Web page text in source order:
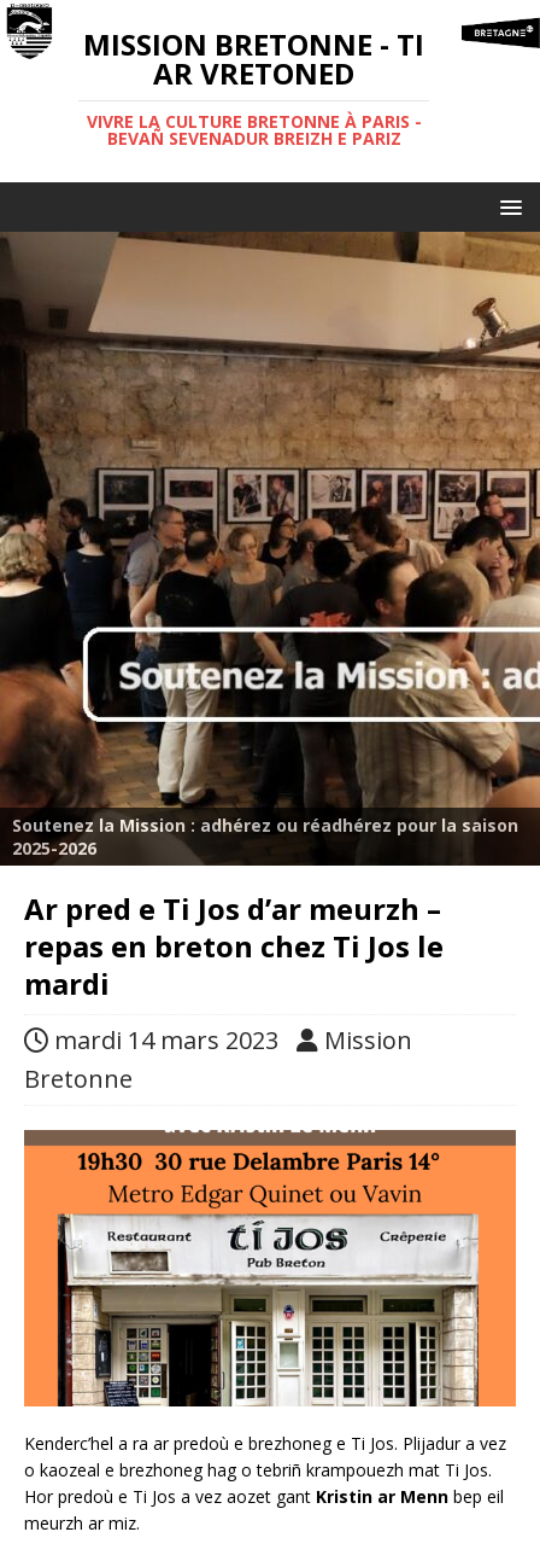
MISSION BRETONNE - TI
AR VRETONED
VIVRE LA CULTURE BRETONNE À PARIS -
BEVAÑ SEVENADUR BREIZH E PARIZ
Soutenez la Mission : adhérez ou réadhérez pour la saison
2025-2026
Ar pred e Ti Jos d’ar meurzh –
repas en breton chez Ti Jos le
mardi
mardi 14 mars 2023
Mission
Bretonne
Kenderc’hel a ra ar predoù e brezhoneg e Ti Jos. Plijadur a vez
o kaozeal e brezhoneg hag o tebriñ krampouezh mat Ti Jos.
Hor predoù e Ti Jos a vez aozet gant Kristin ar Menn bep eil
meurzh ar miz.